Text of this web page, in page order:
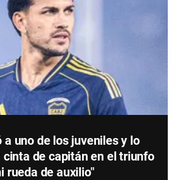
a uno de los juveniles y lo
cinta de capitán en el triunfo
rueda de auxilio"